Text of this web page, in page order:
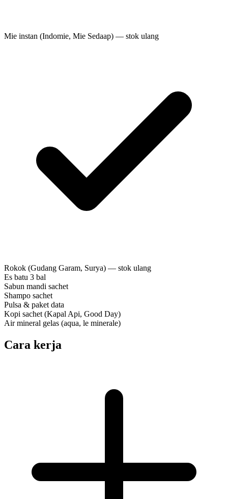
Mie instan (Indomie, Mie Sedaap) — stok ulang
Rokok (Gudang Garam, Surya) — stok ulang
Es batu 3 bal
Sabun mandi sachet
Shampo sachet
Pulsa & paket data
Kopi sachet (Kapal Api, Good Day)
Air mineral gelas (aqua, le minerale)
Cara kerja